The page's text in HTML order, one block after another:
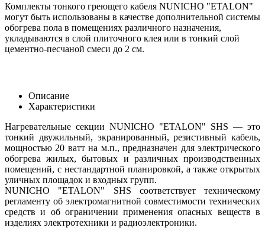
Комплекты тонкого греющего кабеля NUNICHO "ETALON"
могут быть использованы в качестве дополнительной системы
обогрева пола в помещениях различного назначения,
укладываются в слой плиточного клея или в тонкий слой
цементно-песчаной смеси до 2 см.
Описание
Характеристики
Нагревательные секции NUNICHO "ETALON" SHS — это
тонкий двужильный, экранированный, резистивный кабель,
мощностью 20 ватт на м.п., предназначен для электрического
обогрева жилых, бытовых и различных производственных
помещений, с нестандартной планировкой, а также открытых
уличных площадок и входных групп.
NUNICHO "ETALON" SHS соответствует техническому
регламенту об электромагнитной совместимости технических
средств и об ограничении применения опасных веществ в
изделиях электротехники и радиоэлектроники.